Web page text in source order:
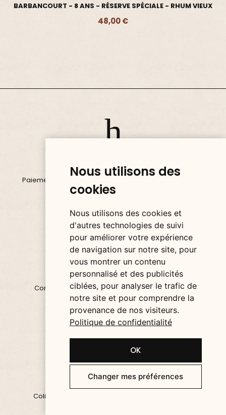
Nous utilisons des
cookies
Nous utilisons des cookies et
d'autres technologies de suivi
pour améliorer votre expérience
de navigation sur notre site, pour
vous montrer un contenu
personnalisé et des publicités
ciblées, pour analyser le trafic de
notre site et pour comprendre la
provenance de nos visiteurs.
Politique de confidentialité
OK
Changer mes préférences
BARBANCOURT - 8 ANS - RÉSERVE SPÉCIALE - RHUM VIEUX
48,00 €
Ajouter - 48,00 €
Paiement 100% sécurisé via Visa, Mastercard, PayPal ou
Google Pay.
EXPÉDITION RAPIDE
Commande expédiée sous 24H/48H partout en
France.
COLIS BLINDÉS
Colis discrets, protégés et garantis sans casse à